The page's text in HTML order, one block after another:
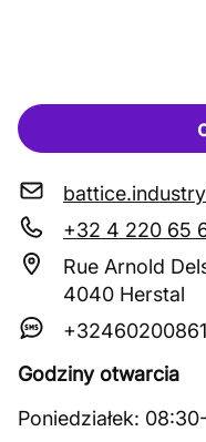
+32 4 220 65
Rue Arnold
4040 Herstal
+32460200861
Godziny otwarcia
Poniedziałek: 08:30-